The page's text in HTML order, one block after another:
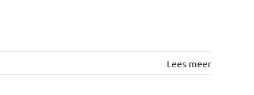
Lees meer